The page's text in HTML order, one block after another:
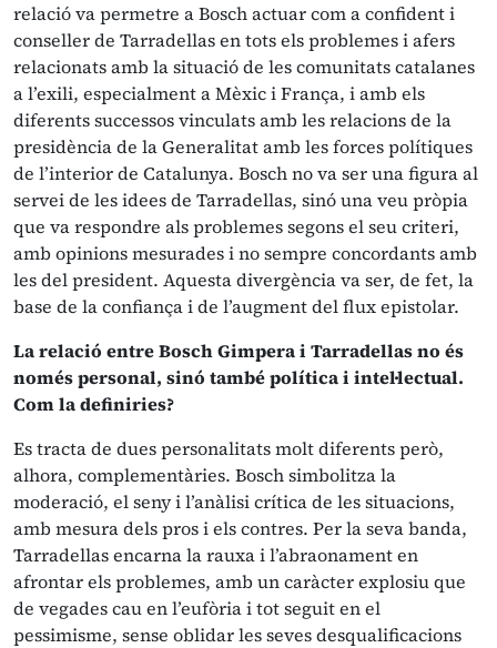
relació va permetre a Bosch actuar com a confident i
conseller de Tarradellas en tots els problemes i afers
relacionats amb la situació de les comunitats catalanes
a l’exili, ­especialment a Mèxic i França, i amb els
diferents successos vinculats amb les relacions de la
presidència de la Generalitat amb les forces polítiques
de l’interior de Catalunya. Bosch no va ser una figura al
servei de les idees de Tarradellas, sinó una veu pròpia
que va respondre als problemes segons el seu criteri,
amb opinions mesurades i no sempre concordants amb
les del president. Aquesta divergència va ser, de fet, la
base de la confiança i de l’augment del flux epistolar.
La relació entre Bosch Gimpera i Tarradellas no és
només personal, sinó també política i intel·lectual.
Com la definiries?
Es tracta de dues personalitats molt diferents però,
alhora, complementàries. Bosch simbolitza la
moderació, el seny i l’anàlisi crítica de les situacions,
amb mesura dels pros i els contres. Per la seva banda,
Tarradellas encarna la rauxa i l’abraonament en
afrontar els problemes, amb un caràcter explosiu que
de vegades cau en l’eufòria i tot seguit en el
pessimisme, sense oblidar les seves desqualificacions